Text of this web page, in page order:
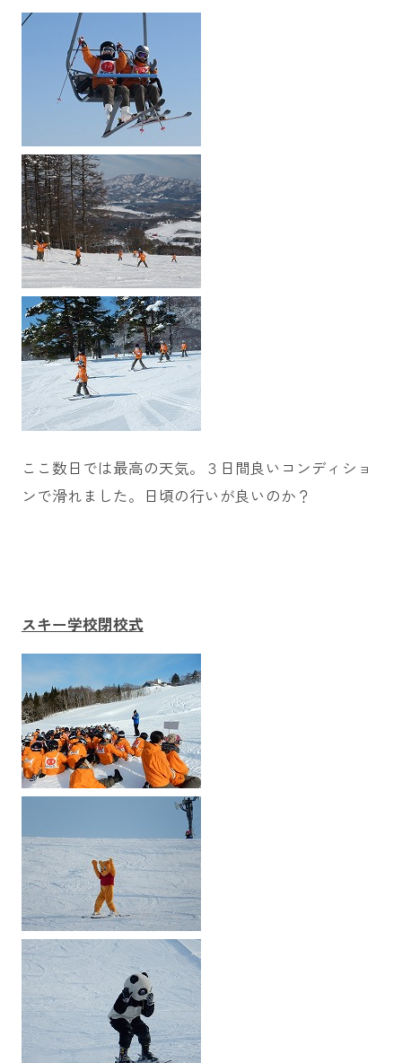
ここ数日では最高の天気。３日間良いコンディショ
ンで滑れました。日頃の行いが良いのか？
スキー学校閉校式